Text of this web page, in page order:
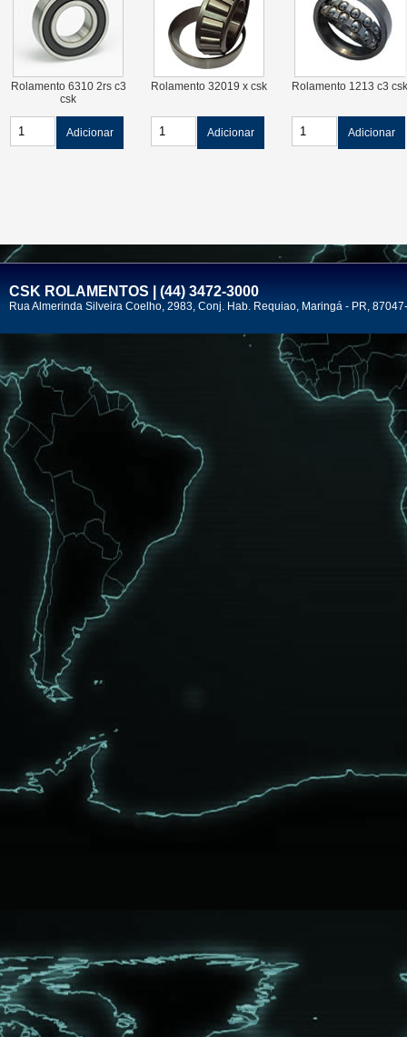
Rolamento 6310 2rs c3
csk
Adicionar
Rolamento 32019 x csk
Adicionar
Rolamento 1213 c3 csk
Adicionar
CSK ROLAMENTOS | (44) 3472-3000
Rua Almerinda Silveira Coelho, 2983, Conj. Hab. Requiao, Maringá - PR,